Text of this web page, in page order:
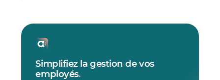
Simplifiez la gestion de vos
employés.